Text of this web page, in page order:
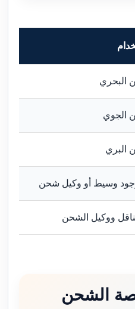
البحري
الجوي
البري
وسيط أو وكيل شحن
ووكيل الشحن
الشحن